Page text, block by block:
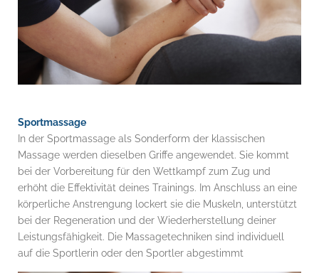
Sportmassage
In der Sportmassage als Sonderform der klassischen
Massage werden dieselben Griffe angewendet. Sie kommt
bei der Vorbereitung für den Wettkampf zum Zug und
erhöht die Effektivität deines Trainings. Im Anschluss an eine
körperliche Anstrengung lockert sie die Muskeln, unterstützt
bei der Regeneration und der Wiederherstellung deiner
Leistungsfähigkeit. Die Massagetechniken sind individuell
auf die Sportlerin oder den Sportler abgestimmt